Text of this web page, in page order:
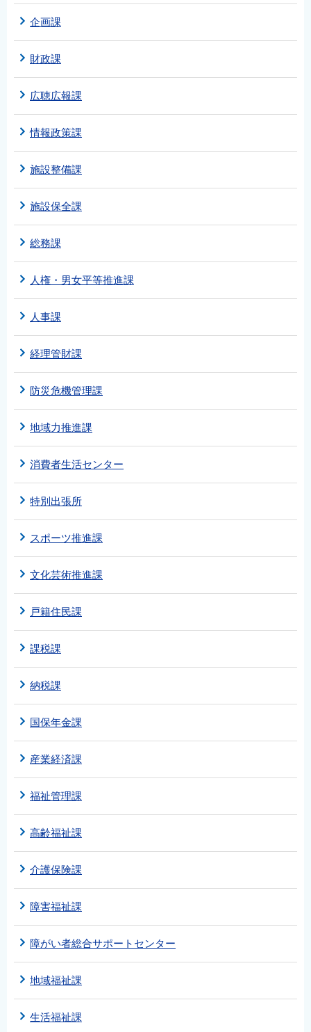
企画課
財政課
広聴広報課
情報政策課
施設整備課
施設保全課
総務課
人権・男女平等推進課
人事課
経理管財課
防災危機管理課
地域力推進課
消費者生活センター
特別出張所
スポーツ推進課
文化芸術推進課
戸籍住民課
課税課
納税課
国保年金課
産業経済課
福祉管理課
高齢福祉課
介護保険課
障害福祉課
障がい者総合サポートセンター
地域福祉課
生活福祉課